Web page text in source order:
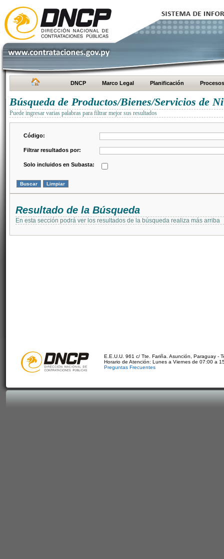
DNCP Marco Legal Planificación Procesos
Búsqueda de Productos/Bienes/Servicios de
Puede ingresar varias palabras para filtrar mejor sus resultados
Código:
Filtrar resultados por:
Solo incluidos en Subasta:
Resultado de la Búsqueda
En esta sección podrá ver los resultados de la búsqueda realiza más arriba
E.E.U.U. 961 c/ Tte. Fariña. Asunción, Paraguay -
Horario de Atención: Lunes a Viernes de 07:00 a
Preguntas Frecuentes